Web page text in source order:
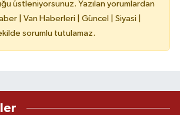
üstleniyorsunuz. Yazılan yorumlardan
| Van Haberleri | Güncel | Siyasi |
sorumlu tutulamaz.